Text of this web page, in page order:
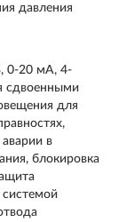
давления
0-20 мА, 4-
сдвоенными
для
в
блокировка
системой